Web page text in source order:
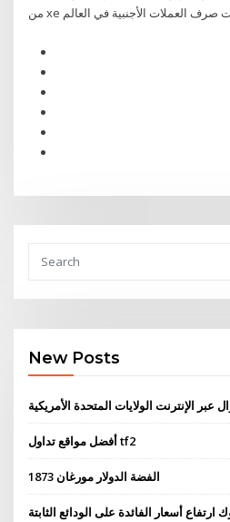
New Posts
عبر الإنترنت الولايات المتحدة الأمريكية
أفضل مواقع تداول tf2
1873 الفضة الدولار مورغان
ارتفاع أسعار الفائدة على الودائع الثابتة